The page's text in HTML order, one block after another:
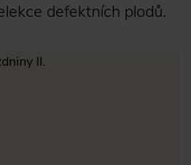
defektních plodů.